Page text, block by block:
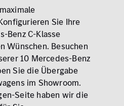
Sie Ihre
Benz C-Klasse
Wünschen. Besuchen
10 Mercedes-Benz
Sie die Übergabe
im Showroom.
Seite haben wir die